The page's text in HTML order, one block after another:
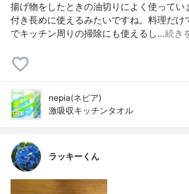
揚げ物をしたときの油切りによく使ってい
付き長めに使えるみたいですね。料理だ
でキッチン周りの掃除にも使えるし…続き
nepia(ネピア)
激吸収キッチンタオル
ラッキーくん